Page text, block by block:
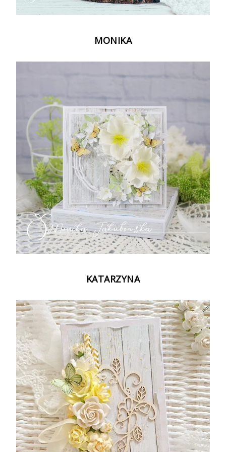
MONIKA
KATARZYNA